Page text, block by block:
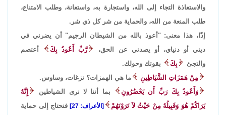
والاستعاذة التجاء إلى الله، واستجارة به، واستعانة، وطلب الامتناع،
طلب المنعة من الله، والحماية من شر كل ذي شر.
إذًا، هذا معنى: "أعوذ بالله من الشيطان الرجيم" أن يضرني في
ديني أو دنياي، أو يصدني عن الحق،
رَّبِّ أَعُوذُ بِكَ
أعتصم
والتجئ
بِكَ
بقوتك وحولك.
مِنْ هَمَزَاتِ الشَّيَاطِينِ
ما هي الهمزات؟ نزغات، وساوس.
وَأَعُوذُ بِكَ رَبِّ أَن يَحْضُرُونِ
بما أننا لا نرى الشياطين
إِنَّهُ
يَرَاكُمْ هُوَ وَقَبِيلُهُ مِنْ حَيْثُ لاَ تَرَوْنَهُمْ
[الأعراف: 27]
فنحتاج إلى حماية